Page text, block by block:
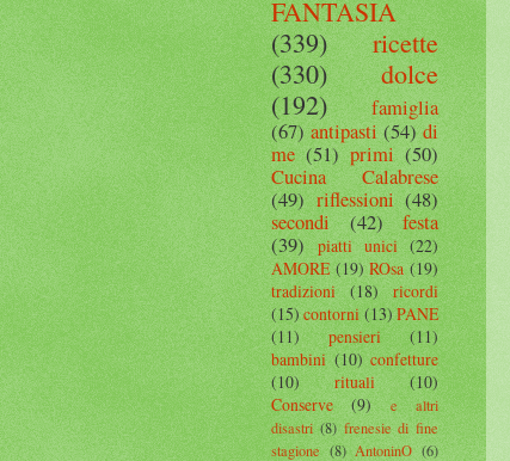
FANTASIA
(339)
ricette
(330)
dolce
(192)
famiglia
(67) antipasti (54) di
me (51) primi (50)
Cucina Calabrese
(49) riflessioni (48)
secondi
(42)
festa
(39) piatti unici (22)
AMORE (19) ROsa (19)
tradizioni
(18)
ricordi
(15) contorni (13)PANE
(11)
pensieri
(11)
bambini (10) confetture
(10)
rituali
(10)
Conserve
(9)
e altri
disastri (8) frenesie di fine
stagione (8) AntoninO (6)